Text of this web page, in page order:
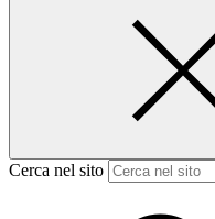
Cerca nel sito